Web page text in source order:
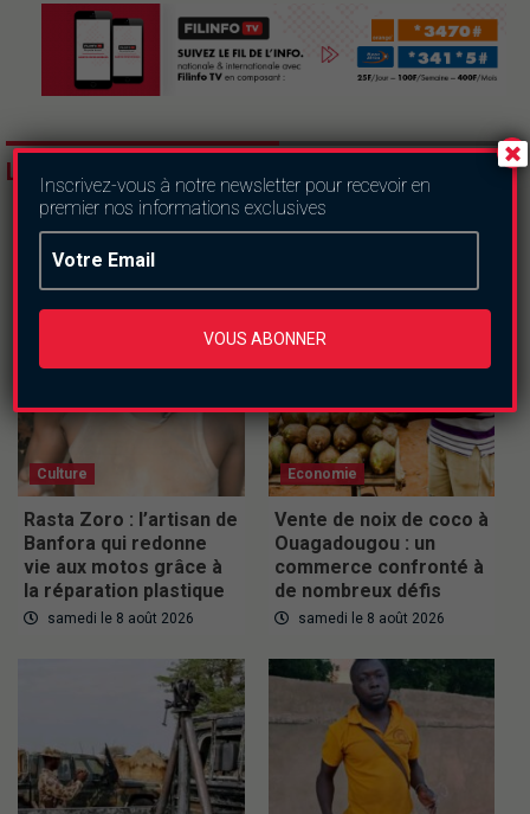
LES DERNIERS ARTICLES
Culture
Rasta Zoro : l’artisan de
Banfora qui redonne
vie aux motos grâce à
la réparation plastique
samedi le 8 août 2026
Economie
Vente de noix de coco à
Ouagadougou : un
commerce confronté à
de nombreux défis
samedi le 8 août 2026
Inscrivez-vous à notre newsletter pour recevoir en
premier nos informations exclusives
VOUS ABONNER